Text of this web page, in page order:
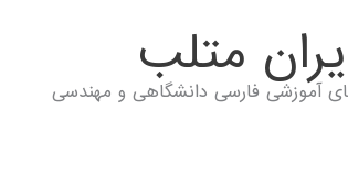
متلب
آموزشی فارسی دانشگاهی و مهندسی